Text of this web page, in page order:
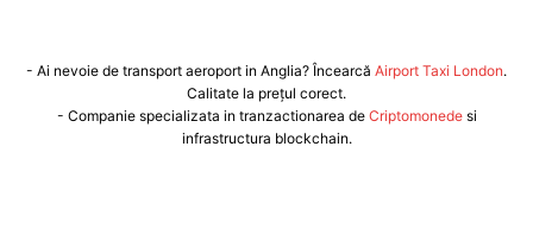
- Ai nevoie de transport aeroport in Anglia? Încearcă Airport Taxi London.
Calitate la prețul corect.
- Companie specializata in tranzactionarea de Criptomonedesi
infrastructura blockchain.